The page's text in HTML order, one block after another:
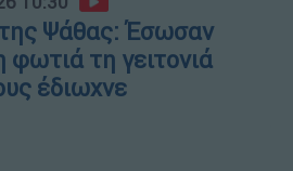
Ψάθας: Έσωσαν
τη γειτονιά
έδιωχνε